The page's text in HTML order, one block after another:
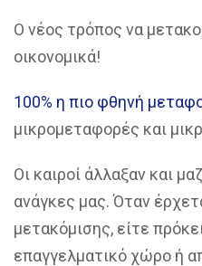
Ο νέος τρόπος να
οικονομικά!
100% η πιο φθηνή
μικρομεταφορές και
Οι καιροί άλλαξαν και
ανάγκες μας. Όταν
μετακόμισης, είτε
επαγγελματικό χώρο ή